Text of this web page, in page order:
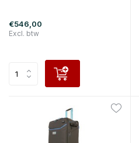
€546,00
Excl. btw